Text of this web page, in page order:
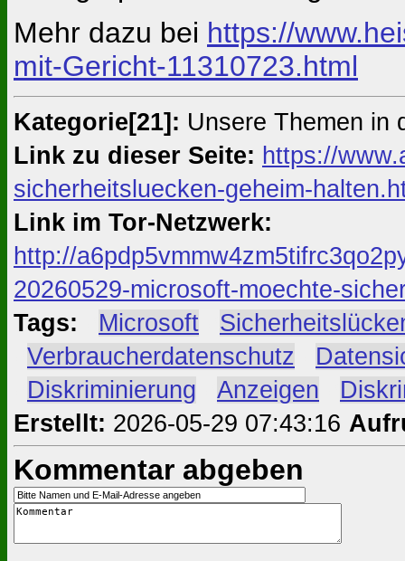
Mehr dazu bei https://
mit-Gericht-11310723.html
Kategorie[21]: Unsere Themen in
Link zu dieser Seite: https://
sicherheitsluecken-geheim-
Link im Tor-Netzwerk:
http://
20260529-microsoft-moechte-
Tags:
Microsoft
Verbraucherdatenschutz
Diskriminierung Anzeigen
Erstellt: 2026-05-29 07:43:16
Kommentar abgeben